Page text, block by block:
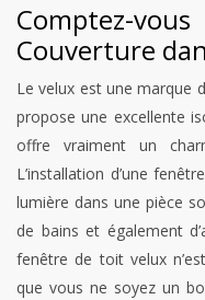
Comptez-
Couverture
Le velux est une marque
propose une excellente
offre vraiment un
L’installation d’une
lumière dans une pièce
de bains et également
fenêtre de toit velux
que vous ne soyez un